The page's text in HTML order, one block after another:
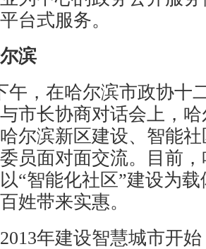
台式服务。
滨
，在哈尔滨市政协十
市长协商对话会上，
尔滨新区建设、智能
员面对面交流。目前
“智能化社区”建设为
姓带来实惠。
年建设智慧城市开始